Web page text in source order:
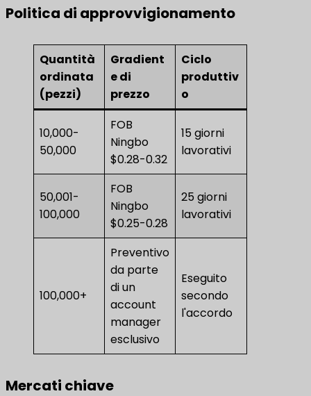
Politica di approvvigionamento
Quantità
ordinata
(pezzi)
Gradient
e di
prezzo
Ciclo
produttiv
o
10,000-
50,000
FOB
Ningbo
$0.28-0.32
15 giorni
lavorativi
50,001-
100,000
FOB
Ningbo
$0.25-0.28
25 giorni
lavorativi
100,000+
Preventivo
da parte
di un
account
manager
esclusivo
Eseguito
secondo
l'accordo
Mercati chiave